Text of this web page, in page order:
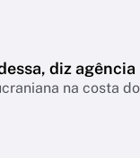
diz agência
na costa